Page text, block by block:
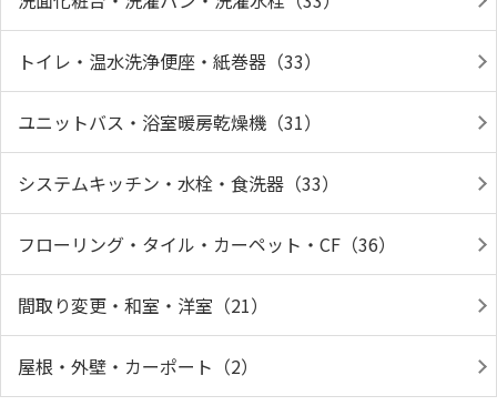
トイレ・温水洗浄便座・紙巻器（33）
ユニットバス・浴室暖房乾燥機（31）
システムキッチン・水栓・食洗器（33）
フローリング・タイル・カーペット・CF（36）
間取り変更・和室・洋室（21）
屋根・外壁・カーポート（2）